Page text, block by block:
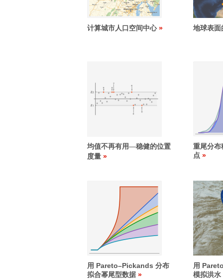
计算城市人口空间中心 地球表面
均值不再有用—稳健的位置
度量
重尾分布
点
用 Pareto–Pickands 分布
拟合幂尾型数据
用
模拟洪水